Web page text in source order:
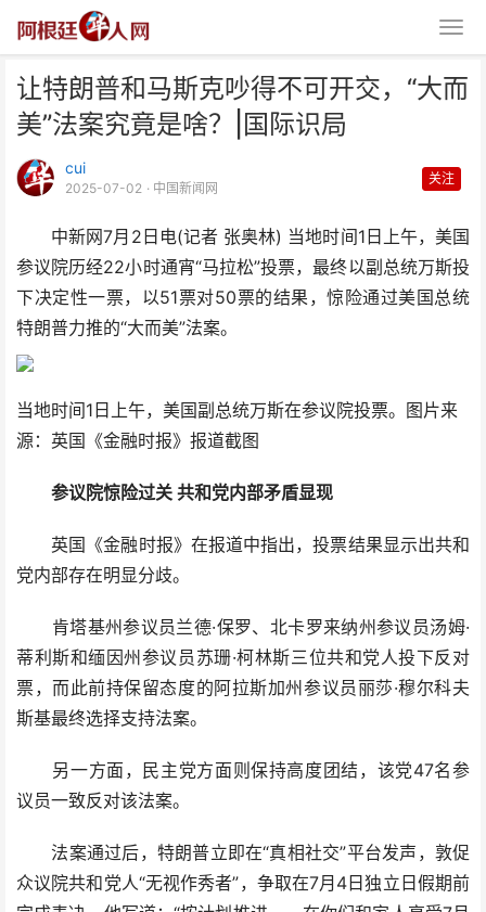
让特朗普和马斯克吵得不可开交，“大而
美”法案究竟是啥？|国际识局
cui
2025-07-02 · 中国新闻网
关注
中新网7月2日电(记者 张奥林) 当地时间1日上午，美国
参议院历经22小时通宵“马拉松”投票，最终以副总统万斯投
下决定性一票，以51票对50票的结果，惊险通过美国总统
特朗普力推的“大而美”法案。
当地时间1日上午，美国副总统万斯在参议院投票。图片来
源：英国《金融时报》报道截图
参议院惊险过关 共和党内部矛盾显现
英国《金融时报》在报道中指出，投票结果显示出共和
党内部存在明显分歧。
肯塔基州参议员兰德·保罗、北卡罗来纳州参议员汤姆·
蒂利斯和缅因州参议员苏珊·柯林斯三位共和党人投下反对
票，而此前持保留态度的阿拉斯加州参议员丽莎·穆尔科夫
斯基最终选择支持法案。
另一方面，民主党方面则保持高度团结，该党47名参
议员一致反对该法案。
法案通过后，特朗普立即在“真相社交”平台发声，敦促
众议院共和党人“无视作秀者”，争取在7月4日独立日假期前
让特朗普和马斯克吵得不可开交，
“大而美”法案究竟是啥